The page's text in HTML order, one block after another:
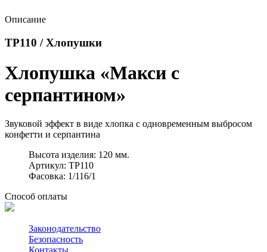
Описание
ТР110 / Хлопушки
Хлопушка «Макси с
серпантином»
Звуковой эффект в виде хлопка с одновременным выбросом
конфетти и серпантина
Высота изделия: 120 мм.
Артикул: ТР110
Фасовка: 1/116/1
Способ оплаты
Законодательство
Безопасность